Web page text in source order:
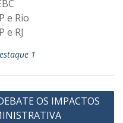
e Rio
e RJ
1
OS IMPACTOS